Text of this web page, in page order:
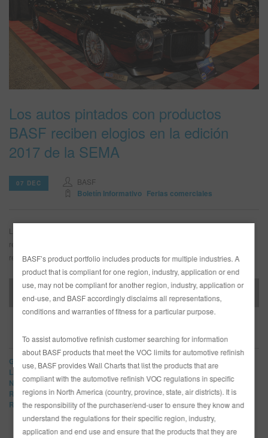
REFINITY
SITIO DE BÚSQUEDA
CARRITO DE ARTÍCULOS
Los autos pintados con productos
BASF reciben elogios en la edición
2017 de la SEMA
07 DEC BASF
Boletín Informativo Ferias comerciales
Los vehículos pintados con las líneas de pintura Glasurit® y R-M® de BASF
recibieron múltiples premios y el reconocimiento de la industria durante la
reciente edición 2017 de la Feria Comercial de la SEMA en Las Vegas.
Boletín de Prensa 12-7-17
Glasurit
LIMCO
Norbin
R-M
Refinity
BASF’s product portfolio includes products for multiple industries. A
product that is compliant for one region, industry, application or end
use, may not be compliant for another region, industry, application or
end-use, and BASF accordingly disclaims all representations,
conditions and warranties of fitness for a particular purpose.
To assist automotive refinish customer searching for information
about BASF products that meet the VOC limits for automotive refinish
use, BASF provides Wall Charts that list the products that are
compliant with the automotive refinish VOC regulations in specific
regions in North America (country, province, state, air districts). It is
the responsibility of the purchaser/end-user to ensure they know and
understand the regulations for their specific region, industry,
application and end use and ensure that the products that they are